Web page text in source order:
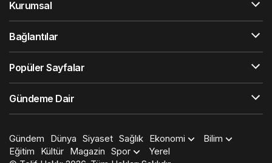
Kurumsal
Bağlantılar
Popüler Sayfalar
Gündeme Dair
Gündem Dünya Siyaset Sağlık Ekonomi
Bilim
Eğitim
Kültür Magazin Spor
Yerel